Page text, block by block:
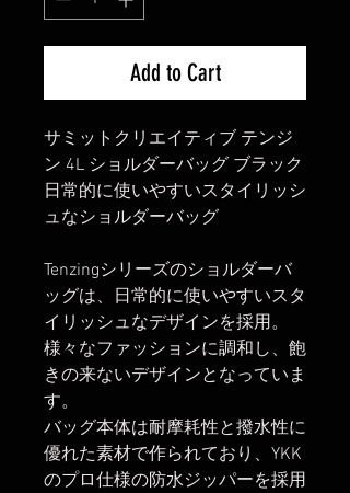
Add to Cart
サミットクリエイティブ テンジ
ン 4L ショルダーバッグ ブラック
日常的に使いやすいスタイリッシ
ュなショルダーバッグ
Tenzingシリーズのショルダーバ
ッグは、日常的に使いやすいスタ
イリッシュなデザインを採用。
様々なファッションに調和し、飽
きの来ないデザインとなっていま
す。
バッグ本体は耐摩耗性と撥水性に
優れた素材で作られており、YKK
のプロ仕様の防水ジッパーを採用